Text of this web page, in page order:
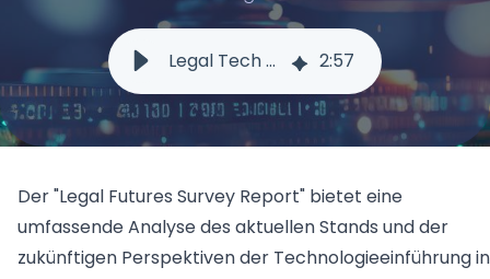
Anwendungsfälle
Legal Twin®: Case Knowledge
Legal Twin®: Forderungserfassung
Legal Twin®: Smart Legal Research
New Matter Intake
Wissensmanagement
für wirtschafts­beratende Kanzleien
Winmacs
für mittelständische Anwaltskanzleien und -notariate
Advoware
für kleinere und mittelgroße Kanzleien und Notariate
für Anwaltskanzleien in der Schweiz
Insolvenzverwaltung
Marketplace
Ressourcen
Entdecken
Veranstaltungen
Webinare
Downloads
Referenzen
Unternehmen
Karriere
Support
Legal Tech Report 2024 2:57
Der "Legal Futures Survey Report" bietet eine
umfassende Analyse des aktuellen Stands und der
zukünftigen Perspektiven der Technologieeinführung in